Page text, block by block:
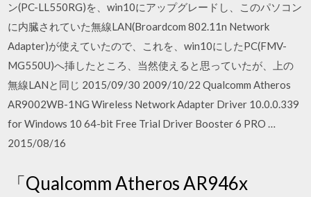
ン(PC-LL550RG)を、win10にアップグレードし、このパソコン
に内臓されていた無線LAN(Broardcom 802.11n Network
Adapter)が使えていたので、これを、win10にしたPC(FMV-
MG550U)へ挿したところ、当然使えると思っていたが、上の
無線LANと同じ 2015/09/30 2009/10/22 Qualcomm Atheros
AR9002WB-1NG Wireless Network Adapter Driver 10.0.0.339
for Windows 10 64-bit Free Trial Driver Booster 6 PRO …
2015/08/16
「Qualcomm Atheros AR946x